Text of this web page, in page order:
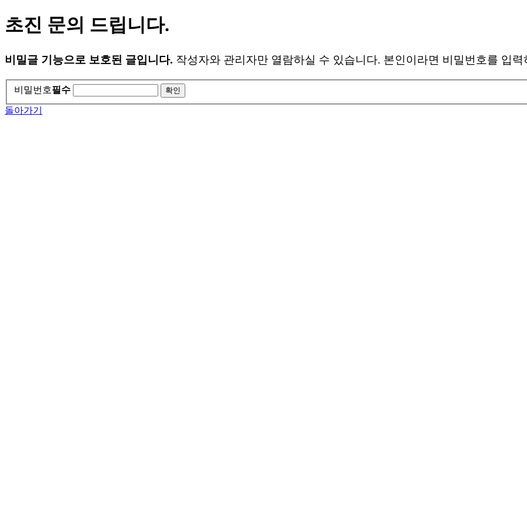
초진 문의 드립니다.
비밀글 기능으로 보호된 글입니다. 작성자와 관리자만 열람하실 수 있습니다. 본인이라면 비밀번호를 입력
비밀번호필수
돌아가기